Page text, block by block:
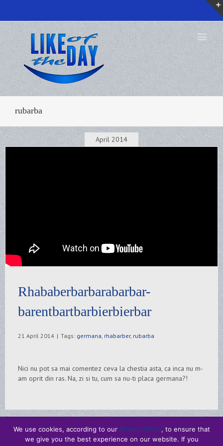
rubarba
April 2014
Rhababerbarbarabarbar-
barentbartbarbierbierbar
21 April 2014 | Tags: germana rhabarber, rubarba
Nici nu pot sa mai comentez ceva la chestia asta, ca inca nu m-
am oprit din ras. Na, zi si tu, cum sa nu-ti placa germana?!
We use cookies, according to our Privacy Policy, to ensure that
we give you the best experience on our website. If you